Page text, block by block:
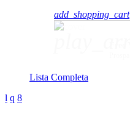
add_shopping_cart
Lista Completa